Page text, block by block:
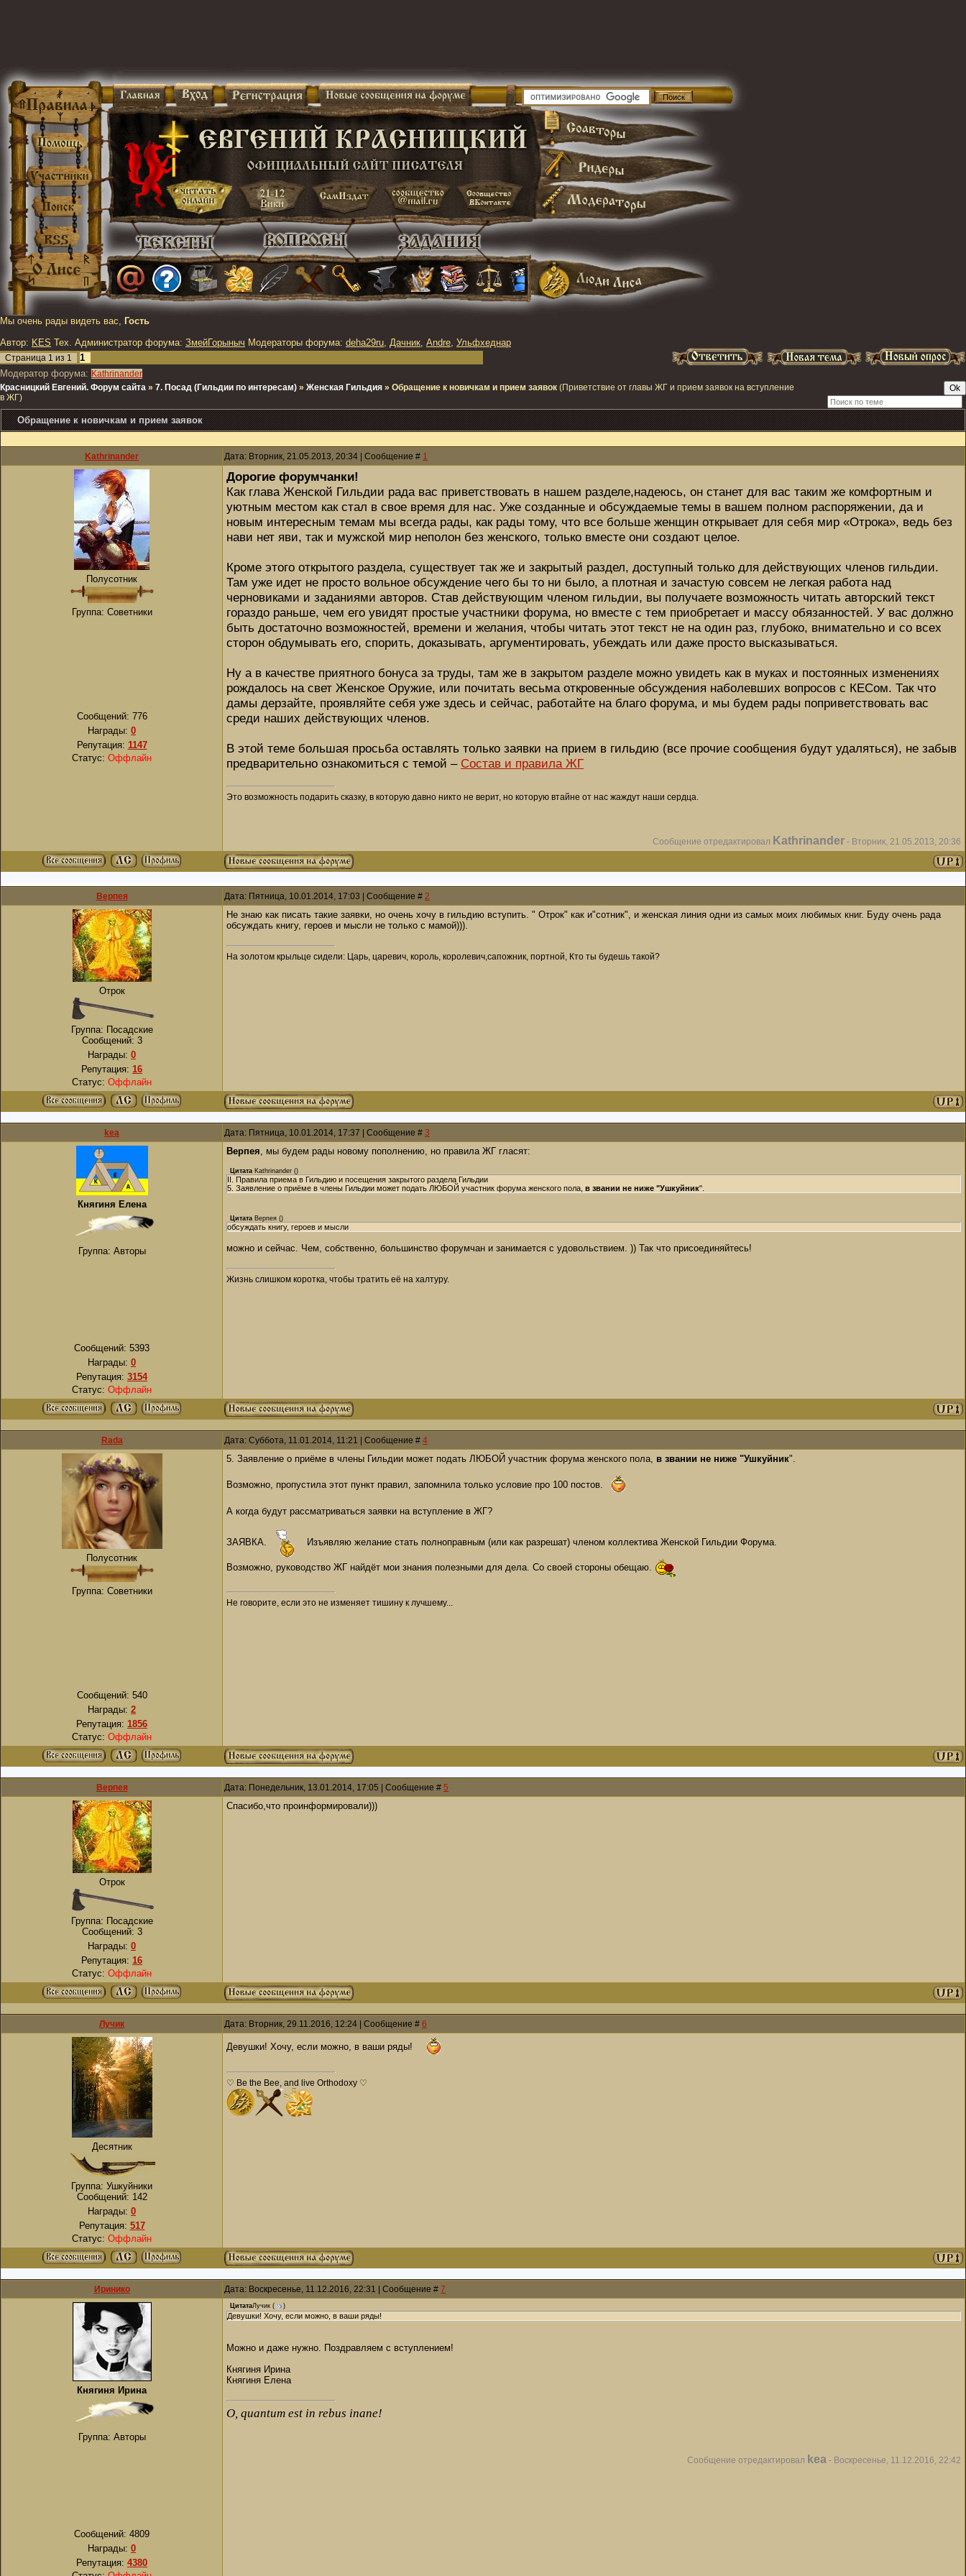
Мы очень рады видеть вас, Гость
Автор: KES Тех. Администратор форума: ЗмейГорыныч Модераторы форума: deha29ru, Дачник, Andre, Ульфхеднар
Страница 1 из 1
1
Модератор форума: Kathrinander
Красницкий Евгений. Форум сайта » 7. Посад (Гильдии по интересам) » Женская Гильдия » Обращение к новичкам и прием заявок (Приветствие от главы ЖГ и прием заявок на вступление
в ЖГ)
Обращение к новичкам и прием заявок
Kathrinander Дата: Вторник, 21.05.2013, 20:34 | Сообщение # 1
Полусотник
Группа: Советники
Сообщений: 776
Награды: 0
Репутация: 1147
Статус: Оффлайн
Дорогие форумчанки!
Как глава Женской Гильдии рада вас приветствовать в нашем разделе,надеюсь, он станет для вас таким же комфортным и
уютным местом как стал в свое время для нас. Уже созданные и обсуждаемые темы в вашем полном распоряжении, да и
новым интересным темам мы всегда рады, как рады тому, что все больше женщин открывает для себя мир «Отрока», ведь без
нави нет яви, так и мужской мир неполон без женского, только вместе они создают целое.
Кроме этого открытого раздела, существует так же и закрытый раздел, доступный только для действующих членов гильдии.
Там уже идет не просто вольное обсуждение чего бы то ни было, а плотная и зачастую совсем не легкая работа над
черновиками и заданиями авторов. Став действующим членом гильдии, вы получаете возможность читать авторский текст
гораздо раньше, чем его увидят простые участники форума, но вместе с тем приобретает и массу обязанностей. У вас должно
быть достаточно возможностей, времени и желания, чтобы читать этот текст не на один раз, глубоко, внимательно и со всех
сторон обдумывать его, спорить, доказывать, аргументировать, убеждать или даже просто высказываться.
Ну а в качестве приятного бонуса за труды, там же в закрытом разделе можно увидеть как в муках и постоянных изменениях
рождалось на свет Женское Оружие, или почитать весьма откровенные обсуждения наболевших вопросов с КЕСом. Так что
дамы дерзайте, проявляйте себя уже здесь и сейчас, работайте на благо форума, и мы будем рады поприветствовать вас
среди наших действующих членов.
В этой теме большая просьба оставлять только заявки на прием в гильдию (все прочие сообщения будут удаляться), не забыв
предварительно ознакомиться с темой – Состав и правила ЖГ
Это возможность подарить сказку, в которую давно никто не верит, но которую втайне от нас жаждут наши сердца.
Сообщение отредактировал Kathrinander - Вторник, 21.05.2013, 20:36
Верпея Дата: Пятница, 10.01.2014, 17:03 | Сообщение # 2
Отрок
Группа: Посадские
Сообщений: 3
Награды: 0
Репутация: 16
Статус: Оффлайн
Не знаю как писать такие заявки, но очень хочу в гильдию вступить. " Отрок" как и"сотник", и женская линия одни из самых моих любимых книг. Буду очень рада
обсуждать книгу, героев и мысли не только с мамой))).
На золотом крыльце сидели: Царь, царевич, король, королевич,сапожник, портной, Кто ты будешь такой?
kea Дата: Пятница, 10.01.2014, 17:37 | Сообщение # 3
Княгиня Елена
Группа: Авторы
Сообщений: 5393
Награды: 0
Репутация: 3154
Статус: Оффлайн
Верпея, мы будем рады новому пополнению, но правила ЖГ гласят:
Цитата Kathrinander ()
II. Правила приема в Гильдию и посещения закрытого раздела Гильдии
5. Заявление о приёме в члены Гильдии может подать ЛЮБОЙ участник форума женского пола, в звании не ниже "Ушкуйник".
Цитата Верпея ()
обсуждать книгу, героев и мысли
можно и сейчас. Чем, собственно, большинство форумчан и занимается с удовольствием. )) Так что присоединяйтесь!
Жизнь слишком коротка, чтобы тратить её на халтуру.
Rada Дата: Суббота, 11.01.2014, 11:21 | Сообщение # 4
Полусотник
Группа: Советники
Сообщений: 540
Награды: 2
Репутация: 1856
Статус: Оффлайн
5. Заявление о приёме в члены Гильдии может подать ЛЮБОЙ участник форума женского пола, в звании не ниже "Ушкуйник".
Возможно, пропустила этот пункт правил, запомнила только условие про 100 постов.
А когда будут рассматриваться заявки на вступление в ЖГ?
ЗАЯВКА. Изъявляю желание стать полноправным (или как разрешат) членом коллектива Женской Гильдии Форума.
Возможно, руководство ЖГ найдёт мои знания полезными для дела. Со своей стороны обещаю.
Не говорите, если это не изменяет тишину к лучшему...
Верпея Дата: Понедельник, 13.01.2014, 17:05 | Сообщение # 5
Отрок
Группа: Посадские
Сообщений: 3
Награды: 0
Репутация: 16
Статус: Оффлайн
Спасибо,что проинформировали)))
Лучик Дата: Вторник, 29.11.2016, 12:24 | Сообщение # 6
Десятник
Группа: Ушкуйники
Сообщений: 142
Награды: 0
Репутация: 517
Статус: Оффлайн
Девушки! Хочу, если можно, в ваши ряды!
♡ Be the Bee, and live Orthodoxy ♡
Иринико Дата: Воскресенье, 11.12.2016, 22:31 | Сообщение # 7
Княгиня Ирина
Группа: Авторы
Сообщений: 4809
Награды: 0
Репутация: 4380
ЦитатаЛучик ( )
Девушки! Хочу, если можно, в ваши ряды!
Можно и даже нужно. Поздравляем с вступлением!
Княгиня Ирина
Княгиня Елена
О, quantum est in rebus inane!
Сообщение отредактировал kea - Воскресенье, 11.12.2016, 22:42